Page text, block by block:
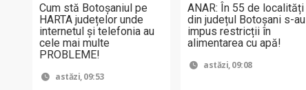
Cum stă Botoșaniul pe
HARTA județelor unde
internetul și telefonia au
cele mai multe
PROBLEME!
astăzi, 09:53
ANAR: În 55 de localități
din județul Botoșani s-au
impus restricții în
alimentarea cu apă!
astăzi, 09:08